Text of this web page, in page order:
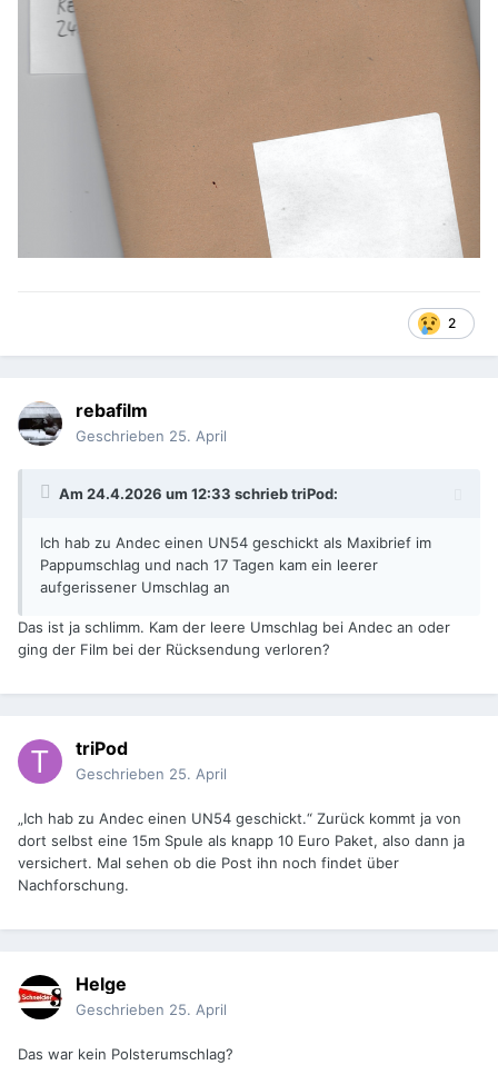
2
rebafilm
Geschrieben 25. April
Am 24.4.2026 um 12:33 schriebtriPod:
Ich hab zu Andec einen UN54 geschickt als Maxibrief im
Pappumschlag und nach 17 Tagen kam ein leerer
aufgerissener Umschlag an
Das ist ja schlimm. Kam der leere Umschlag bei Andec an oder
ging der Film bei der Rücksendung verloren?
triPod
Geschrieben 25. April
„Ich hab zu Andec einen UN54 geschickt.“ Zurück kommt ja von
dort selbst eine 15m Spule als knapp 10 Euro Paket, also dann ja
versichert. Mal sehen ob die Post ihn noch findet über
Nachforschung.
Helge
Geschrieben 25. April
Das war kein Polsterumschlag?